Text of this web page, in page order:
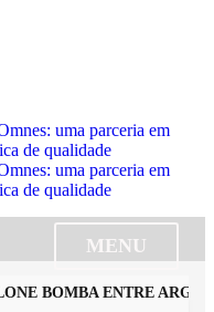
MENU
ENTRE